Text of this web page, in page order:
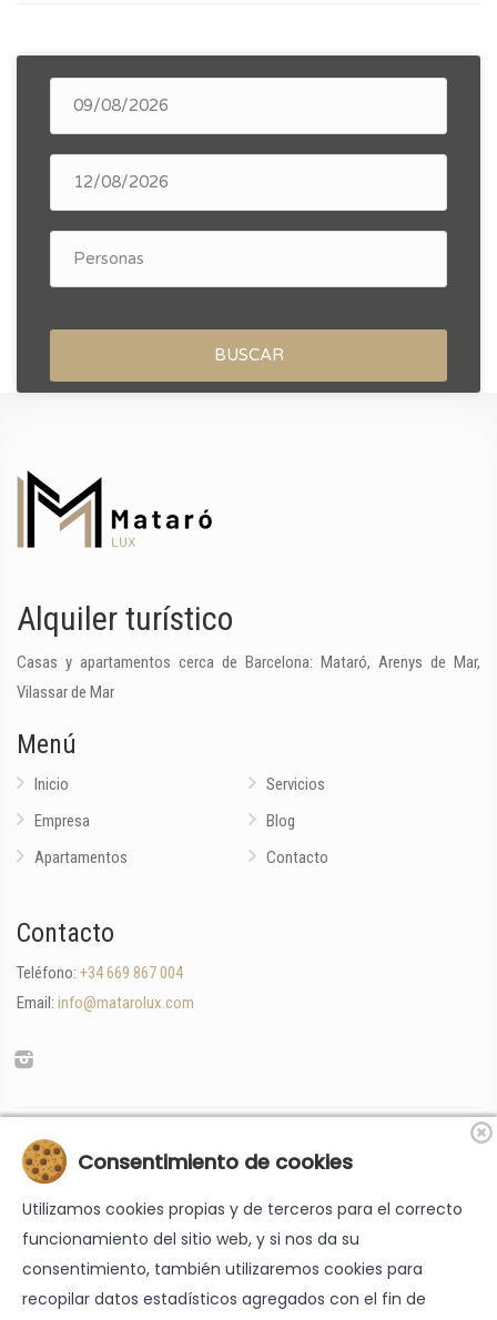
BUSCAR
Alquiler turístico
Casas y apartamentos cerca de Barcelona: Mataró, Arenys de Mar,
Vilassar de Mar
Menú
Inicio
Empresa
Apartamentos
Servicios
Blog
Contacto
Contacto
Teléfono: +34 669 867 004
Email: info@matarolux.com
Consentimiento de cookies
Utilizamos cookies propias y de terceros para el correcto
funcionamiento del sitio web, y si nos da su
consentimiento, también utilizaremos cookies para
recopilar datos estadísticos agregados con el fin de